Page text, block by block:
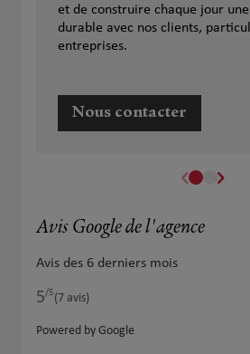
et de construire chaque jour
durable avec nos clients,
entreprises.
Nous contacter
Avis Google de l'agence
Avis des 6 derniers mois
5/5Note de 5 sur 5
(7 avis)
Powered by Google